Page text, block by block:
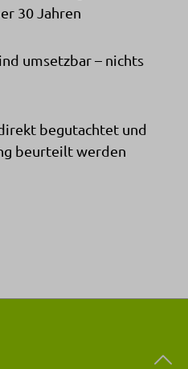
30 Jahren
umsetzbar – nichts
begutachtet und
beurteilt werden